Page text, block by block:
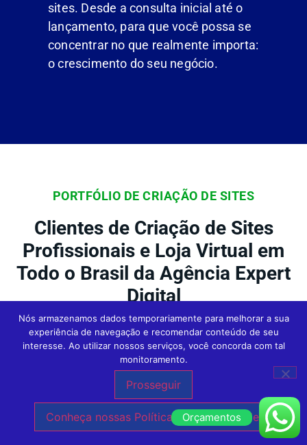
sites. Desde a consulta inicial até o
lançamento, para que você possa se
concentrar no que realmente importa:
o crescimento do seu negócio.
PORTFÓLIO DE CRIAÇÃO DE SITES
Clientes de Criação de Sites
Profissionais e Loja Virtual em
Todo o Brasil da Agência Expert
Digital
Na Agência ExpertCriação de Sites em São
, nossos clientes são o foco central
de tudo o que fazemos. Conheça outras
empresas incríveis que confiaram no nosso
Orçamentos
Nós armazenamos dados temporariamente para melhorar a sua
experiência de navegação e recomendar conteúdo de seu
interesse. Ao utilizar nossos serviços, você concorda com tal
monitoramento.
Prosseguir
Conheça nossas Políticas de Privacidade.